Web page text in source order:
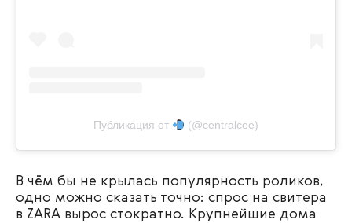
Публикация от (@centralcee)
В чём бы не крылась популярность роликов,
одно можно сказать точно: спрос на свитера
в ZARA вырос стократно. Крупнейшие дома